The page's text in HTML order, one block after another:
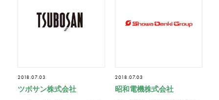
2018.07.03
ツボサン株式会社
2018.07.03
昭和電機株式会社